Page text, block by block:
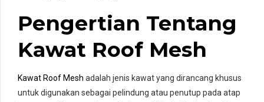
Pengertian Tentang
Kawat Roof Mesh
Kawat Roof Mesh adalah jenis kawat yang dirancang khusus
untuk digunakan sebagai pelindung atau penutup pada atap